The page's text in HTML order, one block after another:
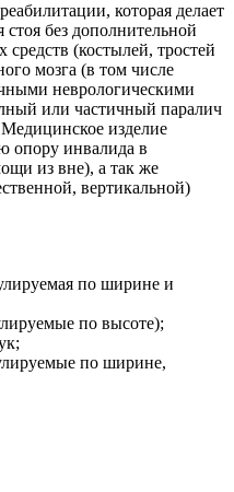
которая делает
без дополнительной
(костылей, тростей
мозга (в том числе
неврологическими
или частичный паралич
изделие
опору инвалида в
из вне), а так же
вертикальной)
по ширине и
по высоте);
по ширине,